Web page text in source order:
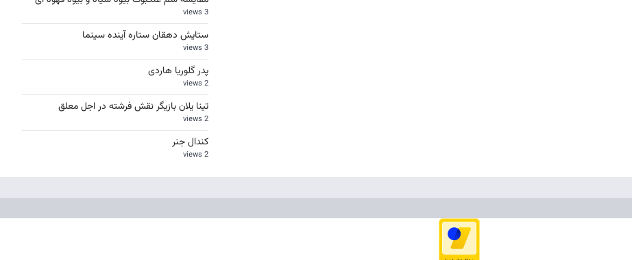
3 views
ستایش دهقان ستاره آینده سینما
3 views
پدر گلوریا هاردی
2 views
تینا یلان بازیگر نقش فرشته در اجل معلق
2 views
کندال جنر
2 views